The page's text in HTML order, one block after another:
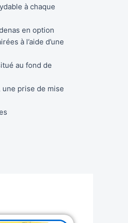
à chaque
en option
à l’aide d’une
au fond de
prise de mise